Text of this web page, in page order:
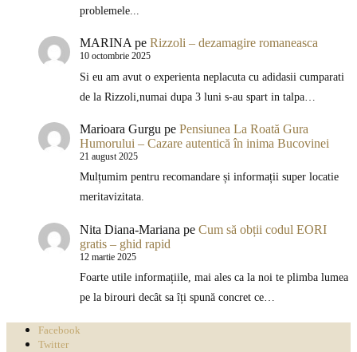
problemele...
MARINApe Rizzoli – dezamagire romaneasca
10 octombrie 2025
Si eu am avut o experienta neplacuta cu adidasii cumparati
de la Rizzoli,numai dupa 3 luni s-au spart in talpa…
Marioara Gurgu pe Pensiunea La Roată Gura
Humorului – Cazare autentică în inima Bucovinei
21 august 2025
Mulțumim pentru recomandare și informații super locatie
meritavizitata.
Nita Diana-Mariana pe Cum să obții codul EORI
gratis – ghid rapid
12 martie 2025
Foarte utile informațiile, mai ales ca la noi te plimba lumea
pe la birouri decât sa îți spună concret ce…
Facebook
Twitter